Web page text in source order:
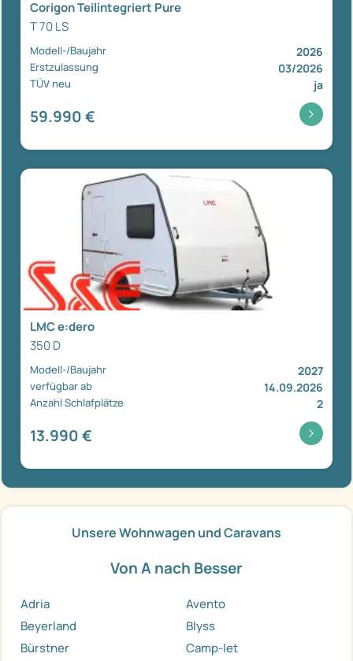
Corigon Teilintegriert Pure
T 70 LS
Modell-/Baujahr 2026
Erstzulassung 03/2026
TÜV neu ja
59.990 €
LMC e:dero
350 D
Modell-/Baujahr 2027
verfügbar ab 14.09.2026
Anzahl Schlafplätze 2
13.990 €
Unsere Wohnwagen und Caravans
Von A nach Besser
Adria
Avento
Beyerland
Blyss
Bürstner
Camp-let